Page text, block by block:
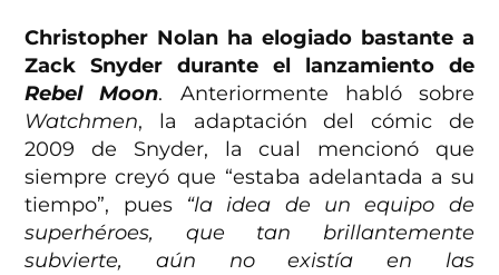
Christopher Nolan ha elogiado bastante a
Zack Snyder durante el lanzamiento de
Rebel Moon. Anteriormente habló sobre
Watchmen, la adaptación del cómic de
2009 de Snyder, la cual mencionó que
siempre creyó que “estaba adelantada a su
tiempo”, pues“la idea de un equipo de
superhéroes, que tan brillantemente
subvierte, aún no existía en las